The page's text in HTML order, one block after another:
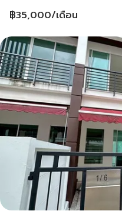
฿35,000/เดือน